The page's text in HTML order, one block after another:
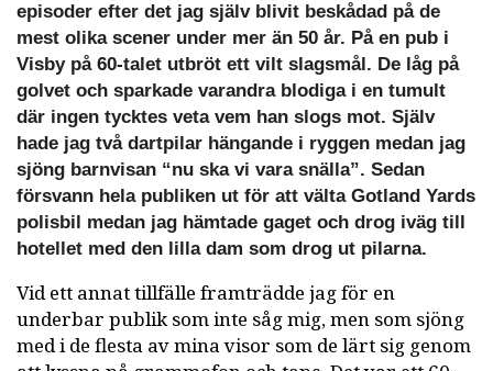
episoder efter det jag själv blivit beskådad på de
mest olika scener under mer än 50 år. På en pub i
Visby på 60-talet utbröt ett vilt slagsmål. De låg på
golvet och sparkade varandra blodiga i en tumult
där ingen tycktes veta vem han slogs mot. Själv
hade jag två dartpilar hängande i ryggen medan jag
sjöng barnvisan “nu ska vi vara snälla”. Sedan
försvann hela publiken ut för att välta Gotland Yards
polisbil medan jag hämtade gaget och drog iväg till
hotellet med den lilla dam som drog ut pilarna.
Vid ett annat tillfälle framträdde jag för en
underbar publik som inte såg mig, men som sjöng
med i de flesta av mina visor som de lärt sig genom